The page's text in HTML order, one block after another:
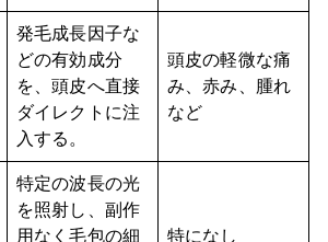
発毛成長因子な
どの有効成分
を、頭皮へ直接
ダイレクトに注
入する。
頭皮の軽微な痛
み、赤み、腫れ
など
特定の波長の光
を照射し、副作
用なく毛包の細
特になし